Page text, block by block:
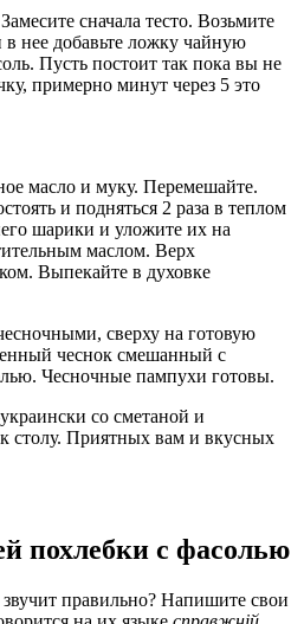
сначала тесто. Возьмите
нее добавьте ложку чайную
Пусть постоит так пока вы не
примерно минут через 5 это
масло и муку. Перемешайте.
и подняться 2 раза в теплом
шарики и уложите их на
маслом. Верх
Выпекайте в духовке
сверху на готовую
чеснок смешанный с
Чесночные пампухи готовы.
со сметаной и
столу. Приятных вам и вкусных
похлебки с фасолью
правильно? Напишите свои